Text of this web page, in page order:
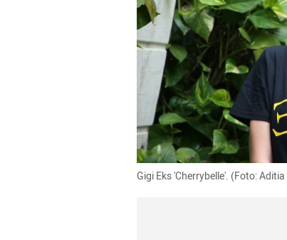
Gigi Eks 'Cherrybelle'. (Foto: